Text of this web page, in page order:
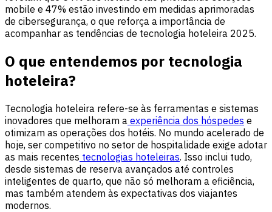
mobile e 47% estão investindo em medidas aprimoradas
de cibersegurança, o que reforça a importância de
acompanhar as tendências de tecnologia hoteleira 2025.
O que entendemos por tecnologia
hoteleira?
Tecnologia hoteleira refere-se às ferramentas e sistemas
inovadores que melhoram a experiência dos hóspedes e
otimizam as operações dos hotéis. No mundo acelerado de
hoje, ser competitivo no setor de hospitalidade exige adotar
as mais recentes tecnologias hoteleiras. Isso inclui tudo,
desde sistemas de reserva avançados até controles
inteligentes de quarto, que não só melhoram a eficiência,
mas também atendem às expectativas dos viajantes
modernos.